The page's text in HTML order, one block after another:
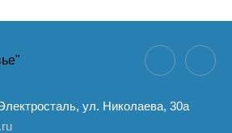
ул. Николаева, 30а